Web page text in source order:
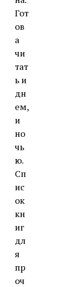
Гот
ов
а
чи
тат
ь и
дн
ем,
и
но
чь
ю.
Сп
ис
ок
кн
иг
дл
я
пр
оч